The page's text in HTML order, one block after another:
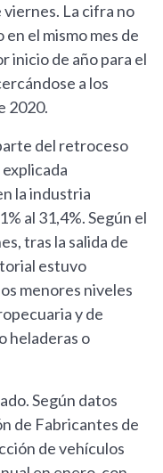
La cifra no
el mismo mes de
inicio de año para el
a los
2020.
del retroceso
la industria
al 31,4%. Según el
tras la salida de
estuvo
menores niveles
y de
heladeras o
Según datos
de Fabricantes de
de vehículos